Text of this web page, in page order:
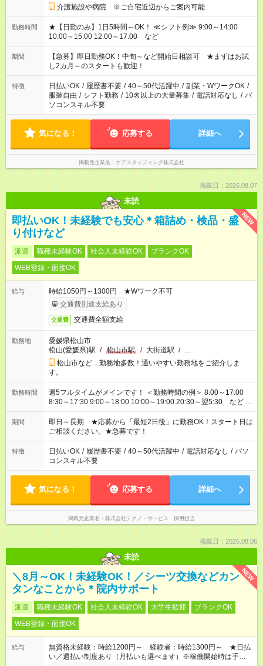
介護施設や病院 ※ご自宅近辺からご案内可能
勤務時間
★【日勤のみ】1日5時間～OK！ ≪シフト例≫ 9:00～14:00
10:00～15:00 12:00～17:00 など
期間
【急募】即日勤務OK！中旬～など開始日相談可 ★まずはお試
し2カ月～のスタートも歓迎！
特徴 日払いOK / 履歴書不要 / 40～50代活躍中 / 副業・WワークOK /
服装自由 / シフト勤務 / 10名以上の大量募集 / 電話対応なし / パ
ソコンスキル不要
気になる！ 応募する 詳細へ
掲載元企業名 ケアスタッフィング株式会社
掲載日：2026.08.07
未読
NEW
即払いOK！未経験でも安心＊箱詰め・検品・盛
り付けなど
派遣 職種未経験OK 社会人未経験OK
ブランクOK
WEB登録・面接OK
給与
時給1050円～1300円 ★Wワーク不可
交通費別途支給あり
交通費 交通費全額支給
勤務地
愛媛県松山市
松山(愛媛県)駅 / 松山市駅 / 大街道駅 / …
松山市など…勤務地多数！通いやすい勤務地をご紹介しま
す。
勤務時間
週5フルタイムがメインです！ ＜勤務時間の例＞ 8:00～17:00
8:30～17:30 9:00～18:00 10:00～19:00 20:30～翌5:30 など ★
その他にも勤務時間多数！ 日勤のみ、残業なし、交替制など
ご希望を教えてください！
期間
即日～長期 ★応募から「最短2日後」に勤務OK！スタート日は
ご相談ください。★急募です！
特徴 日払いOK / 履歴書不要 / 40～50代活躍中 / 電話対応なし / パソ
コンスキル不要
気になる！ 応募する 詳細へ
掲載元企業名 株式会社テクノ・サービス 採用担当
掲載日：2026.08.06
未読
NEW
＼8月～OK！未経験OK！／シーツ交換などカン
タンなことから＊院内サポート
派遣 職種未経験OK 社会人未経験OK 大学生歓迎
ブランクOK
WEB登録・面接OK
給与
無資格未経験：時給1200円～ 経験者：時給1300円～ ★日払
い／週払い制度あり（月払いも選べます）※稼働開始時は手続き